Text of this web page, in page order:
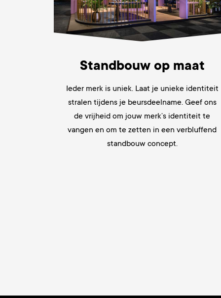
Standbouw op maat
Ieder merk is uniek. Laat je unieke identiteit
stralen tijdens je beursdeelname. Geef ons
de vrijheid om jouw merk’s identiteit te
vangen en om te zetten in een verbluffend
standbouw concept.